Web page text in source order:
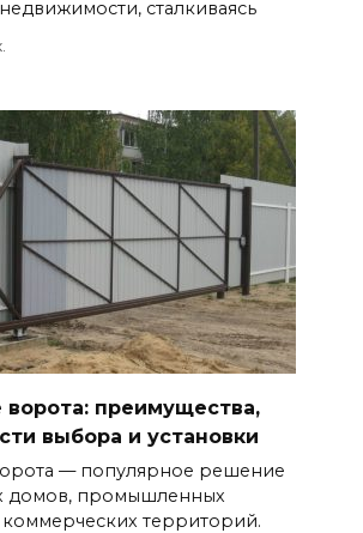
сталкиваясь
ворота: преимущества,
выбора и установки
— популярное решение
домов, промышленных
коммерческих территорий.